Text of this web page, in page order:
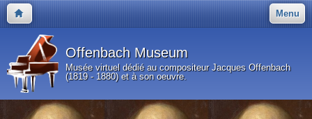
Menu
Offenbach Museum
Musée virtuel dédié au compositeur Jacques Offenbach
(1819 - 1880) et à son oeuvre.